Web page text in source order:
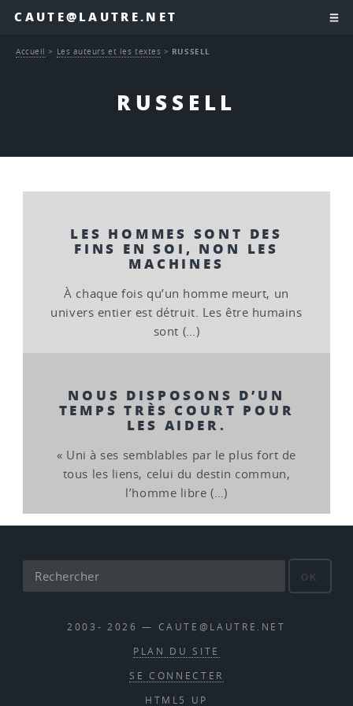
CAUTE@LAUTRE.NET
RUSSELL
Accueil > Les auteurs et les textes > RUSSELL
LES HOMMES SONT DES
FINS EN SOI, NON LES
MACHINES
À chaque fois qu’un homme meurt, un
univers entier est détruit. Les être humains
sont (…)
NOUS DISPOSONS D’UN
TEMPS TRÈS COURT POUR
LES AIDER.
« Uni à ses semblables par le plus fort de
tous les liens, celui du destin commun,
l’homme libre (…)
OK
2003- 2026 — CAUTE@LAUTRE.NET
PLAN DU SITE
SE CONNECTER
HTML5 UP